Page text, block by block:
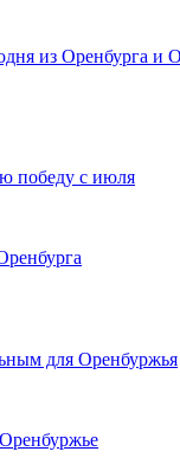
из Оренбурга и
победу с июля
для Оренбуржья